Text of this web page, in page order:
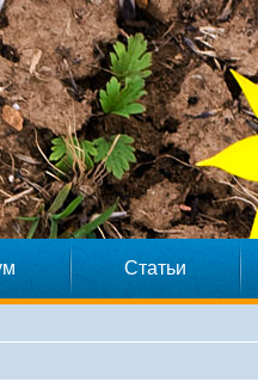
Статьи